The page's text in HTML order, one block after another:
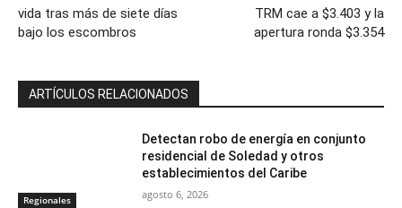
vida tras más de siete días
bajo los escombros
TRM cae a $3.403 y la
apertura ronda $3.354
ARTÍCULOS RELACIONADOS
Regionales
Detectan robo de energía en conjunto
residencial de Soledad y otros
establecimientos del Caribe
agosto 6, 2026